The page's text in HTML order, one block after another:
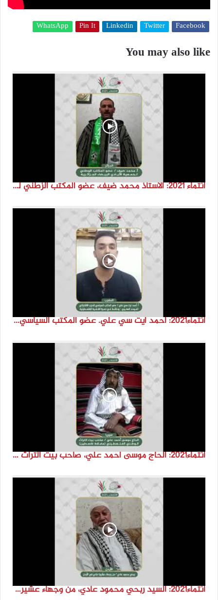
Facebook
Twitter
Linkedin
Pin It
WhatsApp
You may also like
انتماء 2021: الاستاذ محمد ضيف، عضو المكتب الزطني لجمعية الأيادي البيضاء الجزائرية
انتماء2021: احمد ايت سي علي. عضو المكتب السياسي للحزب الاشتراكي الموحد المغرب ،المغرب
انتماء2021: الحاج موسى احمد علي، صاحب بيت التراث الوطني الفلسطيني ( مضافة فلسطين)، سوريا
انتماء2021: السيد ربحي محمود عادي، من وجهاء عشيرة عادي في الاردن